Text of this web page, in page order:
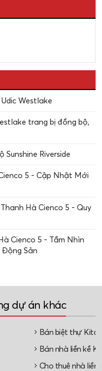
Westlake
trang bị đồng bộ,
Sunshine Riverside
5 - Cập Nhật Mới
Hà Cienco 5 - Quy
Cienco 5 - Tầm Nhìn
Động Sản
dự án khác
Bán biệt thự Kita
Bán nhà liền kề
Cho thuê nhà liền